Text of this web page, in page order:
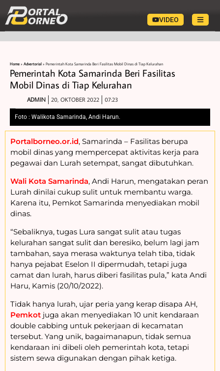
VIDEO
Home » Advertorial » Pemerintah Kota Samarinda Beri Fasilitas Mobil Dinas di Tiap Kelurahan
Pemerintah Kota Samarinda Beri Fasilitas
Mobil Dinas di Tiap Kelurahan
ADMIN 20, OKTOBER 2022 07:23
Foto : Walikota Samarinda, Andi Harun.
Portalborneo.or.id, Samarinda – Fasilitas berupa
mobil dinas yang mempercepat aktivitas kerja para
pegawai dan Lurah setempat, sangat dibutuhkan.
Wali Kota Samarinda, Andi Harun, mengatakan peran
Lurah dinilai cukup sulit untuk membantu warga.
Karena itu, Pemkot Samarinda menyediakan mobil
dinas.
“Sebaliknya, tugas Lura sangat sulit atau tugas
kelurahan sangat sulit dan beresiko, belum lagi jam
tambahan, saya merasa waktunya telah tiba, tidak
hanya pejabat Eselon II dipermudah, tetapi juga
camat dan lurah, harus diberi fasilitas pula,” kata Andi
Haru, Kamis (20/10/2022).
Tidak hanya lurah, ujar peria yang kerap disapa AH,
Pemkot juga akan menyediakan 10 unit kendaraan
double cabbing untuk pekerjaan di kecamatan
tersebut. Yang unik, bagaimanapun, tidak semua
kendaraan ini dibeli oleh pemerintah kota, tetapi
sistem sewa digunakan dengan pihak ketiga.